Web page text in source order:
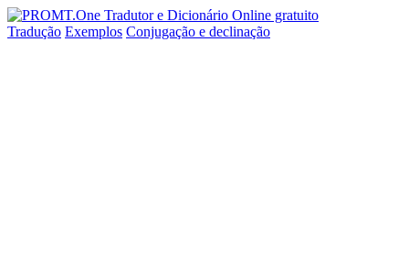
Tradução Exemplos Conjugação e declinação